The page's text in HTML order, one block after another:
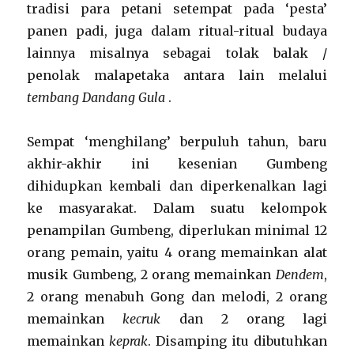
tradisi para petani setempat pada ‘pesta’
panen padi, juga dalam ritual-ritual budaya
lainnya misalnya sebagai tolak balak /
penolak malapetaka antara lain melalui
tembang Dandang Gula .
Sempat ‘menghilang’ berpuluh tahun, baru
akhir-akhir ini kesenian Gumbeng
dihidupkan kembali dan diperkenalkan lagi
ke masyarakat. Dalam suatu kelompok
penampilan Gumbeng, diperlukan minimal 12
orang pemain, yaitu 4 orang memainkan alat
musik Gumbeng, 2 orang memainkan Dendem,
2 orang menabuh Gong dan melodi, 2 orang
memainkankecruk dan 2 orang lagi
memainkankeprak. Disamping itu dibutuhkan